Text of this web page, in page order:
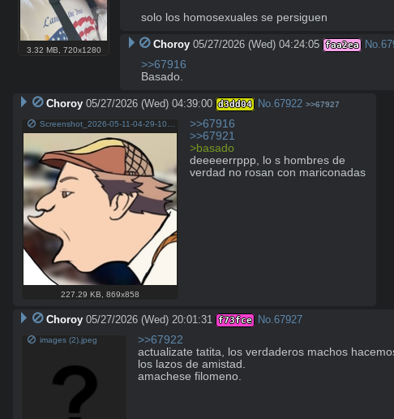
3.32 MB 720x1280
solo los homosexuales se persiguen
Choroy 05/27/2026 (Wed) 04:24:05 faa2ea No.
>>67916
Basado.
Choroy 05/27/2026 (Wed) 04:39:00 d3dd04 No. 67922 >>67927
227.29 KB ,869x858
>>67916
>>67921
>basado
deeeeerrppp, lo s hombres de
verdad no rosan con mariconadas
Choroy 05/27/2026 (Wed) 20:01:31 f73fce No.67927
images (2).jpeg
>>67922
actualizate tatita, los verdaderos machos
los lazos de amistad.
amachese filomeno.